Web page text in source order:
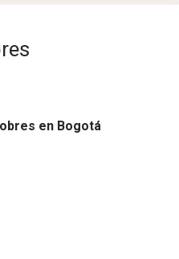
en Bogotá